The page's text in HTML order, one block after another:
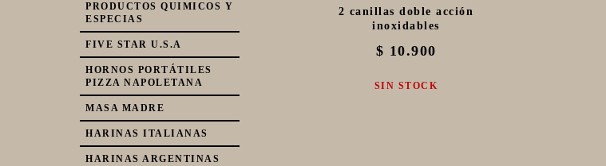
PRODUCTOS QUIMICOS Y
ESPECIAS
FIVE STAR U.S.A
HORNOS PORTÁTILES
PIZZA NAPOLETANA
MASA MADRE
HARINAS ITALIANAS
HARINAS ARGENTINAS
2 canillas doble acción
inoxidables
$ 10.900
SIN STOCK